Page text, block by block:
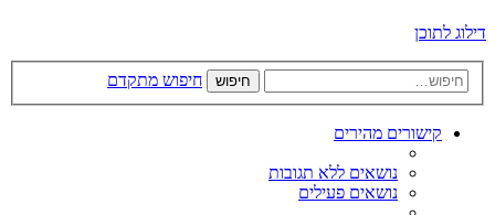
דילוג לתוכן
חיפוש חיפוש מתקדם
קישורים מהירים
נושאים ללא תגובות
נושאים פעילים